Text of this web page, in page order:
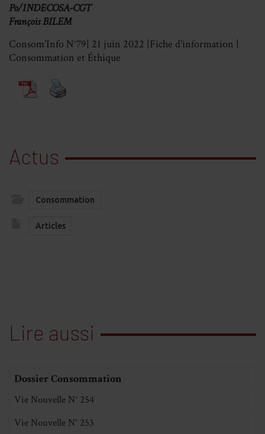
Po/INDECOSA-CGT
François BILEM
Consom’Info N°79| 21 juin 2022 |Fiche d’information |
Consommation et Éthique
Actus
Consommation
Articles
Lire aussi
Dossier Consommation
Vie Nouvelle N° 254
Vie Nouvelle N° 253